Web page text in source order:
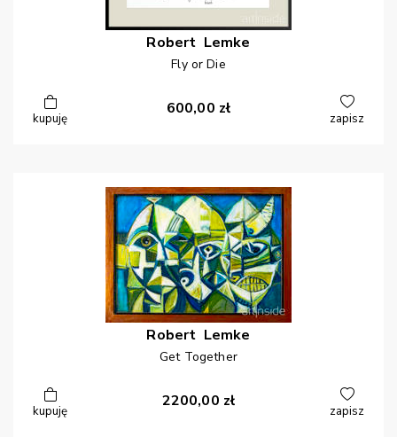
Robert Lemke
Fly or Die
kupuję
600,00 zł
zapisz
Robert Lemke
Get Together
kupuję
2200,00 zł
zapisz